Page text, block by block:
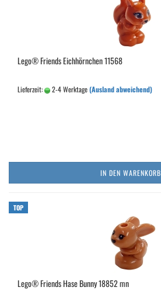
Lego® Friends Eichhörnchen 11568
Lieferzeit: 2-4 Werktage(Ausland abweichend)
IN DEN WARENKORB
TOP
Lego® Friends Hase Bunny 18852 mn